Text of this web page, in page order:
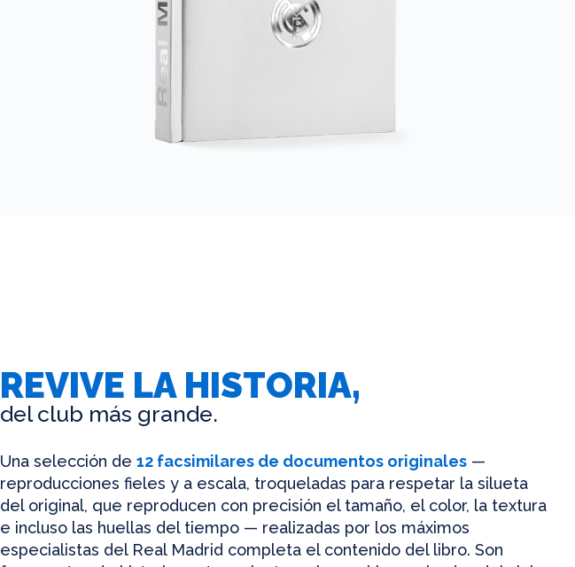
REVIVE LA HISTORIA,
del club más grande.
Una selección de 12 facsimilares de documentos originales —
reproducciones fieles y a escala, troqueladas para respetar la silueta
del original, que reproducen con precisión el tamaño, el color, la textura
e incluso las huellas del tiempo — realizadas por los máximos
especialistas del Real Madrid completa el contenido del libro. Son